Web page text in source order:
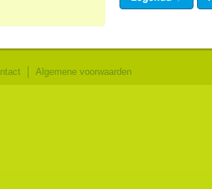
Algemene voorwaarden